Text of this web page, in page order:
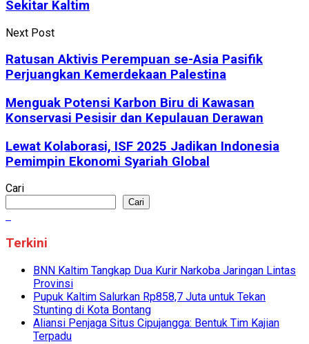
Sekitar Kaltim
Next Post
Ratusan Aktivis Perempuan se-Asia Pasifik
Perjuangkan Kemerdekaan Palestina
Menguak Potensi Karbon Biru di Kawasan
Konservasi Pesisir dan Kepulauan Derawan
Lewat Kolaborasi, ISF 2025 Jadikan Indonesia
Pemimpin Ekonomi Syariah Global
Cari
Cari
Terkini
BNN Kaltim Tangkap Dua Kurir Narkoba Jaringan Lintas
Provinsi
Pupuk Kaltim Salurkan Rp858,7 Juta untuk Tekan
Stunting di Kota Bontang
Aliansi Penjaga Situs Cipujangga: Bentuk Tim Kajian
Terpadu